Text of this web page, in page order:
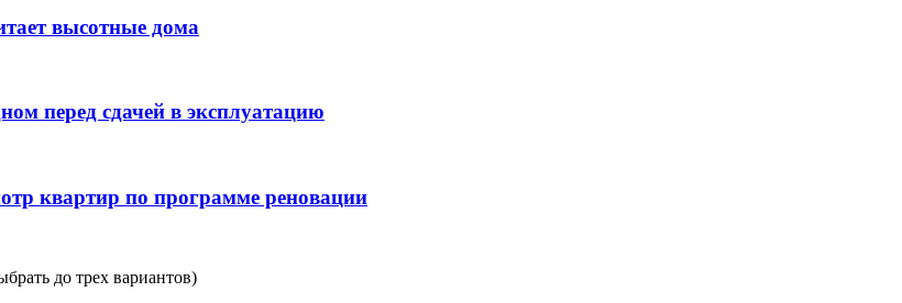
высотные дома
перед сдачей в эксплуатацию
квартир по программе реновации
до трех вариантов)